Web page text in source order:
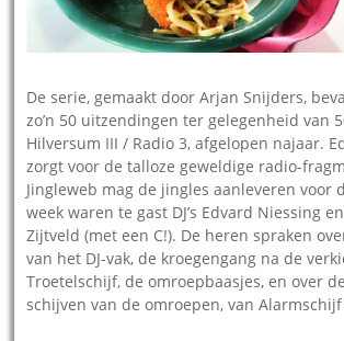
De serie, gemaakt door Arjan Snijders,
zo’n 50 uitzendingen ter gelegenheid van
Hilversum III / Radio 3, afgelopen najaar.
zorgt voor de talloze geweldige radio-
Jingleweb mag de jingles aanleveren voor
week waren te gast DJ’s Edvard Niessing
Zijtveld (met een C!). De heren spraken
van het DJ-vak, de kroegengang na de
Troetelschijf, de omroepbaasjes, en over
schijven van de omroepen, van